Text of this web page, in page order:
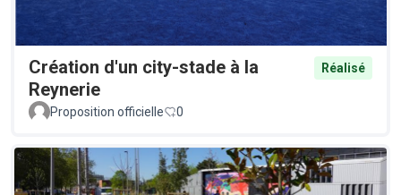
Création d'un city-stade à la
Reynerie
Réalisé
Proposition officielle 0